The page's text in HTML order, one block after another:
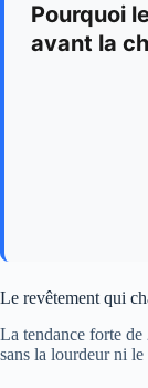
Pourquoi
avant la
Le revêtement qui
La tendance forte de
sans la lourdeur ni